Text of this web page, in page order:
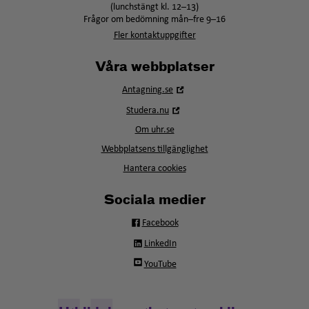
(lunchstängt kl. 12–13)
Frågor om bedömning mån–fre 9–16
Fler kontaktuppgifter
Våra webbplatser
Antagning.se
Studera.nu
fönster
Om uhr.se
Webbplatsens tillgänglighet
Hantera cookies
Sociala medier
Facebook
LinkedIn
YouTube